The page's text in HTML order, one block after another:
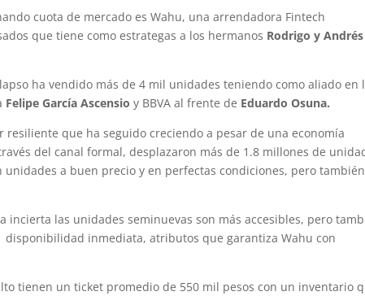
cuota de mercado es Wahu, una arrendadora Fintech
que tiene como estrategas a los hermanos Rodrigo y
ha vendido más de 4 mil unidades teniendo como aliado en
Felipe García Ascensio y BBVA al frente de Eduardo Osuna.
que ha seguido creciendo a pesar de una economía
del canal formal, desplazaron más de 1.8 millones de
a buen precio y en perfectas condiciones, pero también
incierta las unidades seminuevas son más accesibles, pero
inmediata, atributos que garantiza Wahu con
tienen un ticket promedio de 550 mil pesos con un inventario